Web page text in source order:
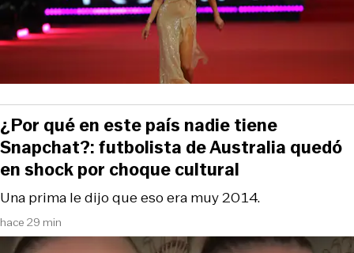
hace 29 min
Una prima le dijo que eso era muy 2014.
¿Por qué en este país nadie tiene
Snapchat?: futbolista de Australia quedó
en shock por choque cultural